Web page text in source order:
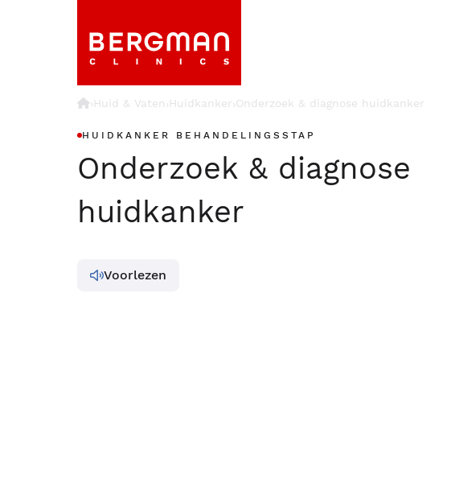
›Huid & Vaten›Huidkanker›Onderzoek & diagnose huidkanker
HUIDKANKER BEHANDELINGSSTAP
Onderzoek & diagnose
huidkanker
Voorlezen